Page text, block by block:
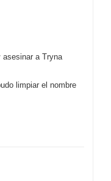
asesinar a Tryna
limpiar el nombre